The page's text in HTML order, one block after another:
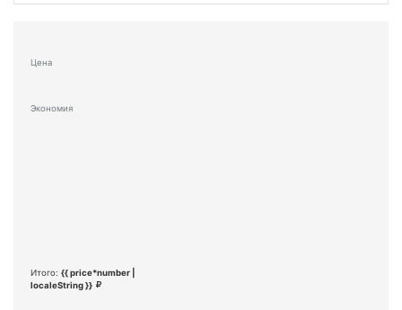
Цена
Экономия
Итого: {{ price*number |
localeString }}